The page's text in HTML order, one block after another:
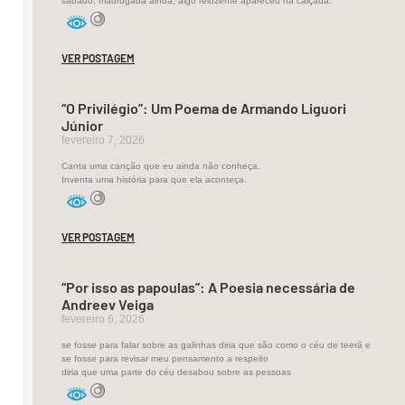
estético
linguagem
Há
idiomas
em
literatura
pode
ser
“any
collection
VER POSTAGEM
“O Privilégio”: Um Poema de Armando Liguori
Júnior
fevereiro 7, 2026
Canta uma canção que eu ainda não conheça.
Inventa uma história para que ela aconteça.
VER POSTAGEM
“Por isso as papoulas”: A Poesia necessária de
Andreev Veiga
fevereiro 6, 2026
se fosse para falar sobre as galinhas diria que são como o céu de teerã e
se fosse para revisar meu pensamento a respeito
diria que uma parte do céu desabou sobre as pessoas